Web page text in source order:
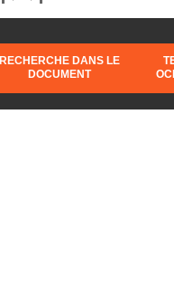
RECHERCHE DANS LE
DOCUMENT